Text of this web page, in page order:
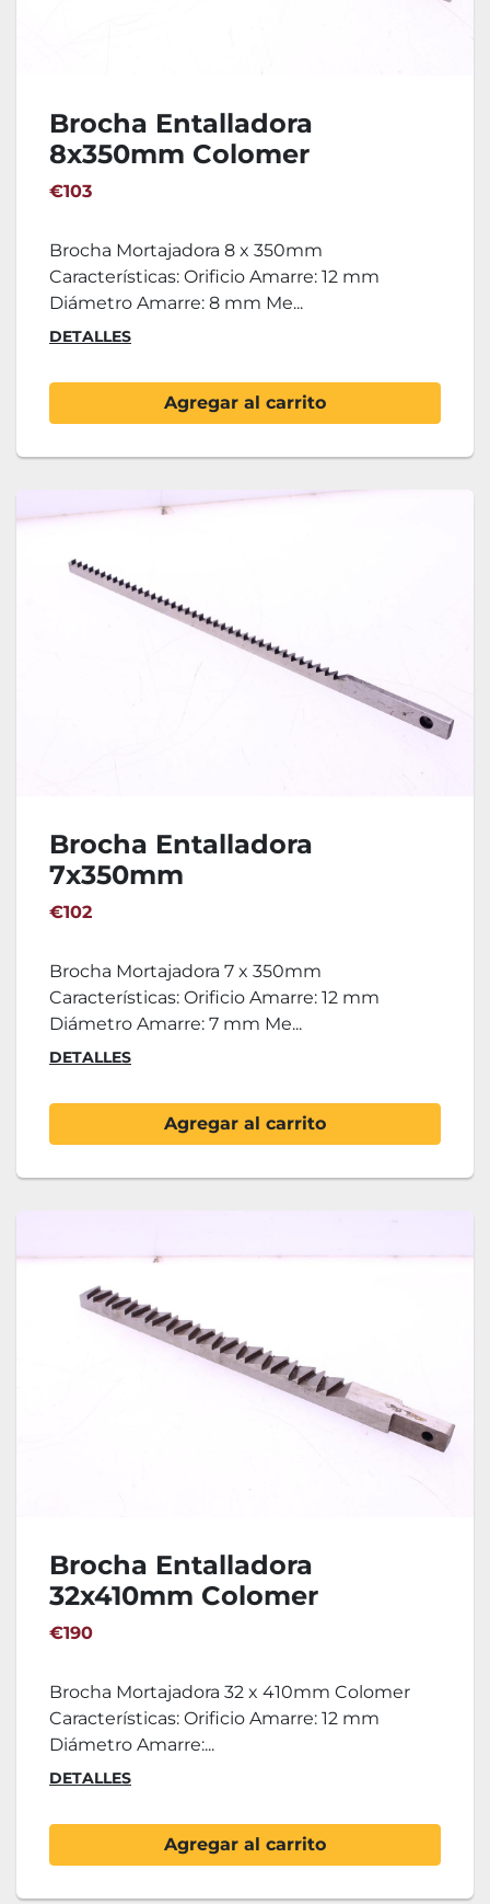
Brocha Entalladora
8x350mm Colomer
€103
Brocha Mortajadora 8 x 350mm
Características: Orificio Amarre: 12 mm
Diámetro Amarre: 8 mm Me...
DETALLES
Agregar al carrito
Brocha Entalladora
7x350mm
€102
Brocha Mortajadora 7 x 350mm
Características: Orificio Amarre: 12 mm
Diámetro Amarre: 7 mm Me...
DETALLES
Agregar al carrito
Brocha Entalladora
32x410mm Colomer
€190
Brocha Mortajadora 32 x 410mm Colomer
Características: Orificio Amarre: 12 mm
Diámetro Amarre:...
DETALLES
Agregar al carrito